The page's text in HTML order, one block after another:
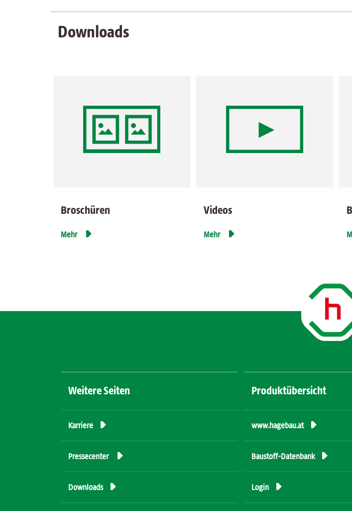
Downloads
Broschüren
Mehr 
Videos
Mehr 
Weitere Seiten
Karriere 
Pressecenter 
Downloads 
Produktübersicht
www.hagebau.at 
Baustoff-Datenbank 
Login 